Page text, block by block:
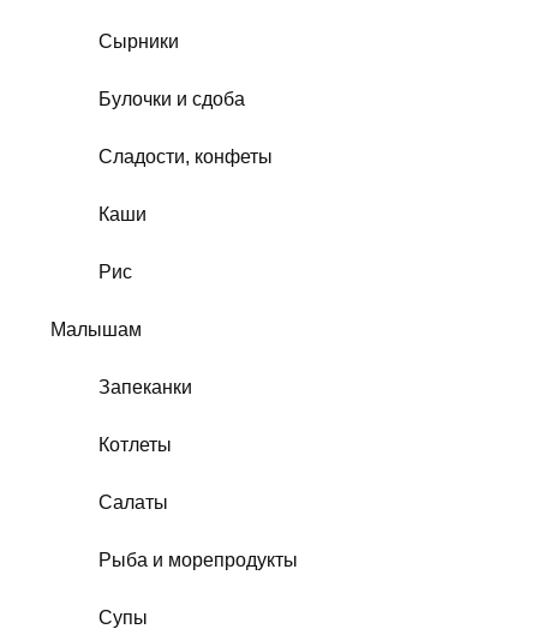
Сырники
Булочки и сдоба
Сладости, конфеты
Каши
Рис
Малышам
Запеканки
Котлеты
Салаты
Рыба и морепродукты
Супы